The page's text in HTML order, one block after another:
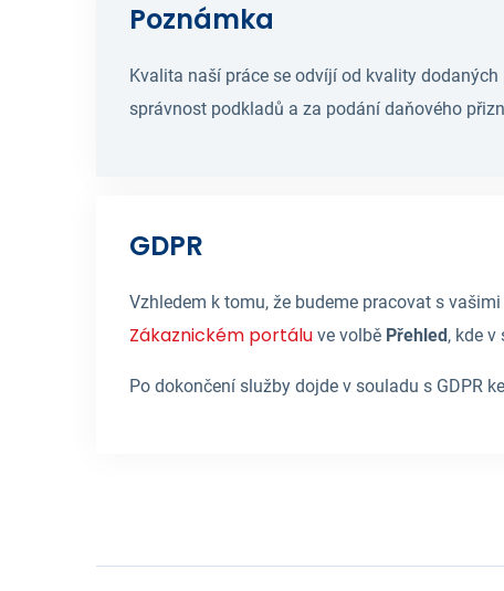
Poznámka
Kvalita naší práce se odvíjí od kvality
správnost podkladů a za podání daňového
GDPR
Vzhledem k tomu, že budeme pracovat s
Zákaznickém portálu ve volbě Přehled, kde v
Po dokončení služby dojde v souladu s GDPR